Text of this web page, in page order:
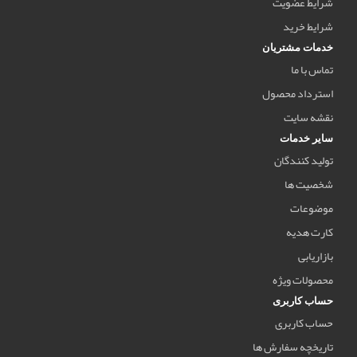
شرایط خرید
خدمات مشتریان
تماس با ما
استرداد محصول
نقشه سایت
سایر خدمات
تولید کنندگان
شخصیت ها
موضوعات
کارت هدیه
بازاریابی
محصولات ویژه
حساب کاربری
حساب کاربری
تاریخچه سفارش ها